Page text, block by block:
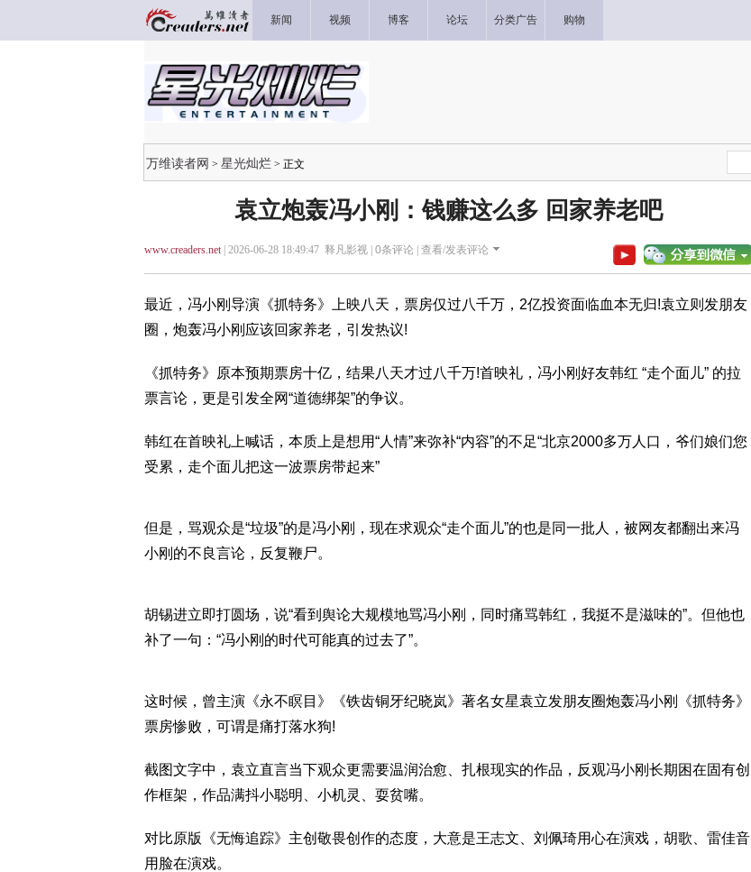
新闻 视频 博客 论坛 分类广告 购物
万维读者网 > 星光灿烂 > 正文
袁立炮轰冯小刚：钱赚这么多 回家养老吧
www.creaders.net| 2026-06-28 18:49:47 释凡影视 | 0条评论 | 查看/发表评论
最近，冯小刚导演《抓特务》上映八天，票房仅过八千万，2亿投资面临血本无归!袁立则发朋友
圈，炮轰冯小刚应该回家养老，引发热议!
《抓特务》原本预期票房十亿，结果八天才过八千万!首映礼，冯小刚好友韩红 “走个面儿” 的拉
票言论，更是引发全网“道德绑架”的争议。
韩红在首映礼上喊话，本质上是想用“人情”来弥补“内容”的不足“北京2000多万人口，爷们娘们您
受累，走个面儿把这一波票房带起来”
但是，骂观众是“垃圾”的是冯小刚，现在求观众“走个面儿”的也是同一批人，被网友都翻出来冯
小刚的不良言论，反复鞭尸。
胡锡进立即打圆场，说“看到舆论大规模地骂冯小刚，同时痛骂韩红，我挺不是滋味的”。但他也
补了一句：“冯小刚的时代可能真的过去了”。
这时候，曾主演《永不瞑目》《铁齿铜牙纪晓岚》著名女星袁立发朋友圈炮轰冯小刚《抓特务》
票房惨败，可谓是痛打落水狗!
截图文字中，袁立直言当下观众更需要温润治愈、扎根现实的作品，反观冯小刚长期困在固有创
作框架，作品满抖小聪明、小机灵、耍贫嘴。
对比原版《无悔追踪》主创敬畏创作的态度，大意是王志文、刘佩琦用心在演戏，胡歌、雷佳音
用脸在演戏。